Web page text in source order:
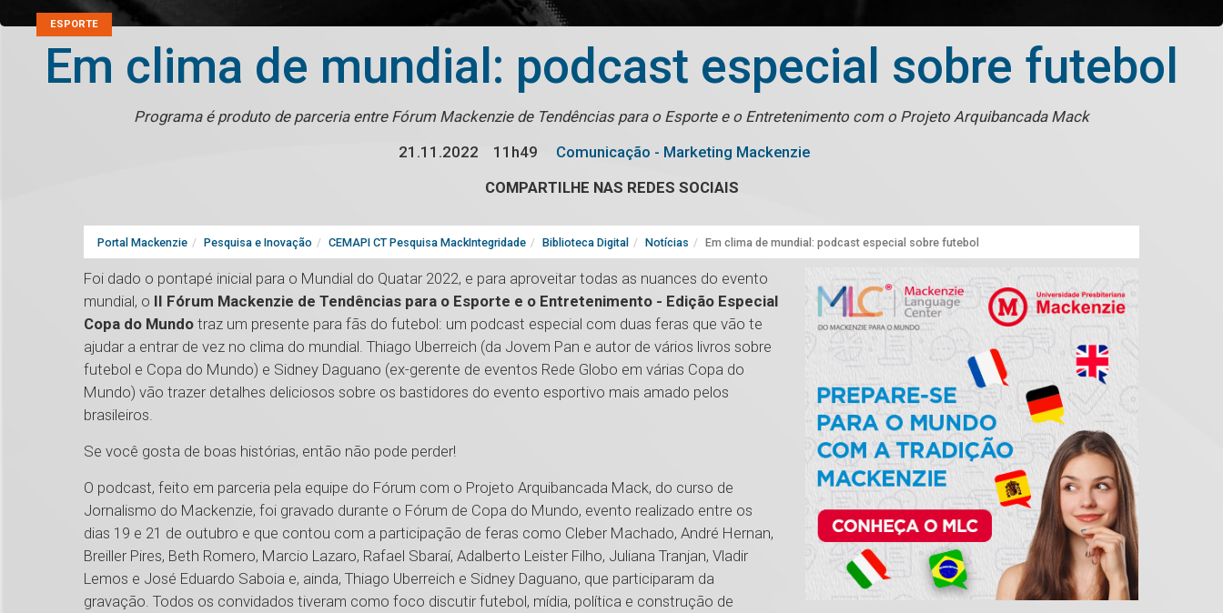
ESPORTE
Em clima de mundial: podcast especial sobre futebol
Programa é produto de parceria entre Fórum Mackenzie de Tendências para o Esporte e o Entretenimento com o Projeto Arquibancada Mack
21.11.2022
11h49
Comunicação - Marketing Mackenzie
COMPARTILHE NAS REDES SOCIAIS
Portal Mackenzie Pesquisa e Inovação CEMAPI CT Pesquisa MackIntegridade Biblioteca Digital Notícias Em clima de mundial: podcast especial sobre futebol
Foi dado o pontapé inicial para o Mundial do Quatar 2022, e para aproveitar todas as nuances do evento
mundial, o II Fórum Mackenzie de Tendências para o Esporte e o Entretenimento - Edição Especial
Copa do Mundo traz um presente para fãs do futebol: um podcast especial com duas feras que vão te
ajudar a entrar de vez no clima do mundial. Thiago Uberreich (da Jovem Pan e autor de vários livros sobre
futebol e Copa do Mundo) e Sidney Daguano (ex-gerente de eventos Rede Globo em várias Copa do
Mundo) vão trazer detalhes deliciosos sobre os bastidores do evento esportivo mais amado pelos
brasileiros.
Se você gosta de boas histórias, então não pode perder!
O podcast, feito em parceria pela equipe do Fórum com o Projeto Arquibancada Mack, do curso de
Jornalismo do Mackenzie, foi gravado durante o Fórum de Copa do Mundo, evento realizado entre os
dias 19 e 21 de outubro e que contou com a participação de feras como Cleber Machado, André Hernan,
Breiller Pires, Beth Romero, Marcio Lazaro, Rafael Sbaraí, Adalberto Leister Filho, Juliana Tranjan, Vladir
Lemos e José Eduardo Saboia e, ainda, Thiago Uberreich e Sidney Daguano, que participaram da
gravação. Todos os convidados tiveram como foco discutir futebol, mídia, política e construção de